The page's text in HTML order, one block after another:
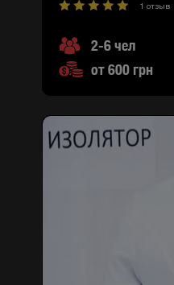
1 отзыв
2-6 чел
от 600 грн